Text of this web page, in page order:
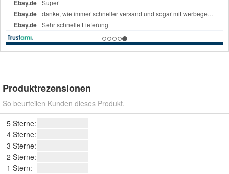
Produktrezensionen
So beurteilen Kunden dieses Produkt.
5 Sterne:
4 Sterne:
3 Sterne:
2 Sterne:
1 Stern: